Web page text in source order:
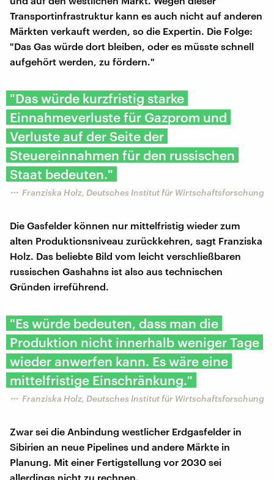
Transportinfrastruktur kann es auch nicht auf anderen
Märkten verkauft werden, so die Expertin. Die Folge:
"Das Gas würde dort bleiben, oder es müsste schnell
aufgehört werden, zu fördern."
"Das würde kurzfristig starke
Einnahmeverluste für Gazprom und
Verluste auf der Seite der
Steuereinnahmen für den russischen
Staat bedeuten."
Franziska Holz, Deutsches Institut für Wirtschaftsforschung
Die Gasfelder können nur mittelfristig wieder zum
alten Produktionsniveau zurückkehren, sagt Franziska
Holz. Das beliebte Bild vom leicht verschließbaren
russischen Gashahns ist also aus technischen
Gründen irreführend.
"Es würde bedeuten, dass man die
Produktion nicht innerhalb weniger Tage
wieder anwerfen kann. Es wäre eine
mittelfristige Einschränkung."
Franziska Holz, Deutsches Institut für Wirtschaftsforschung
Zwar sei die Anbindung westlicher Erdgasfelder in
Sibirien an neue Pipelines und andere Märkte in
Planung. Mit einer Fertigstellung vor 2030 sei
allerdings nicht zu rechnen.